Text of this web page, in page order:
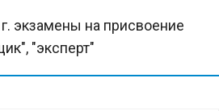
экзамены на присвоение
"эксперт"